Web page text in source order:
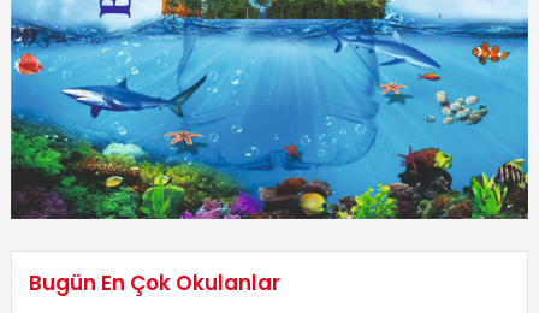
Bugün En Çok Okulanlar